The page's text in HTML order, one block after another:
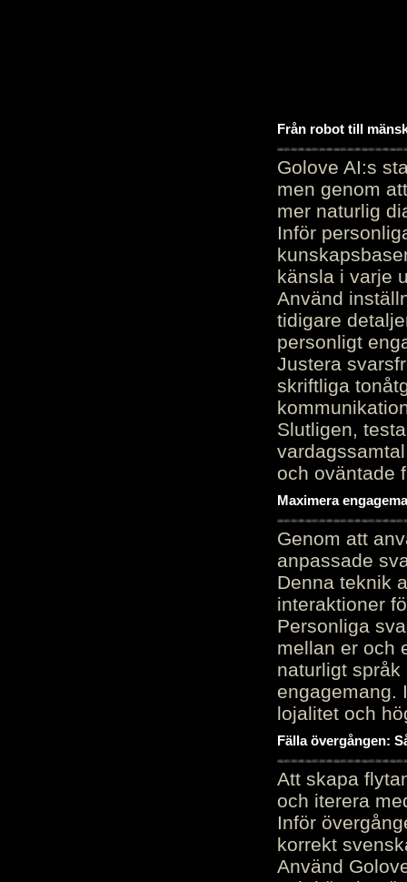
Från robot till
Golove AI:s
men genom
mer naturlig
Inför
känsla i varje
Använd
tidigare
personligt
Justera
skriftliga
Slutligen,
och oväntade
Maximera
Genom att
anpassade
Denna teknik
interaktioner
Personliga
mellan er och
naturligt
engagemang.
lojalitet och
Fälla övergången:
Att skapa
och iterera
Inför
korrekt
Använd